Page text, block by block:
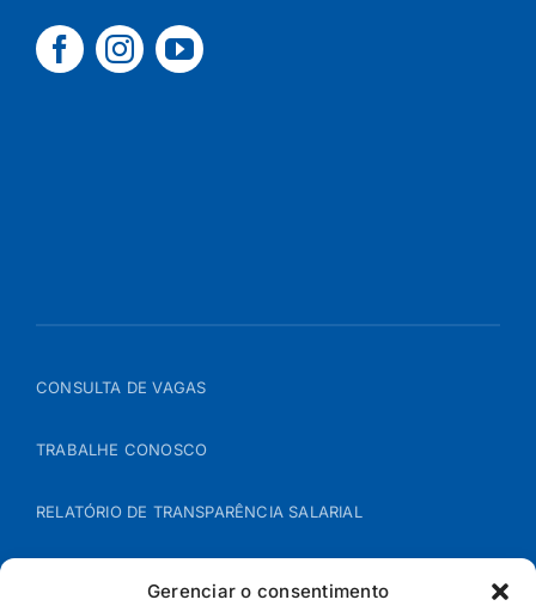
Gerenciar o consentimento
CONSULTA DE VAGAS
TRABALHE CONOSCO
RELATÓRIO DE TRANSPARÊNCIA SALARIAL